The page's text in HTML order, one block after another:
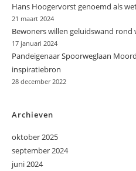
Hans Hoogervorst genoemd als
21 maart 2024
Bewoners willen geluidswand
17 januari 2024
Pandeigenaar Spoorweglaan
inspiratiebron
28 december 2022
Archieven
oktober 2025
september 2024
juni 2024